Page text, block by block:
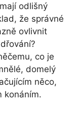
odlišný
že správné
ovlivnit
co je
domelý
něco,
konáním.